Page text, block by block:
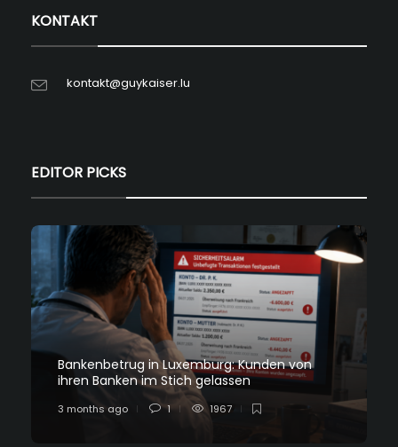
KONTAKT
kontakt@guykaiser.lu
EDITOR PICKS
Bankenbetrug in Luxemburg: Kunden von
ihren Banken im Stich gelassen
3 months ago 1 1967